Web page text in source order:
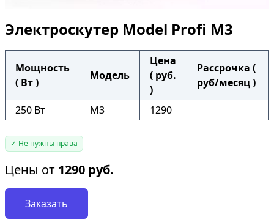
Электроскутер Model Profi M3
Мощность
( Вт )
Модель
Цена
( руб.
)
Рассрочка (
руб/месяц )
250 Вт M3 1290
✓ Не нужны права
Цены от 1290 руб.
Заказать